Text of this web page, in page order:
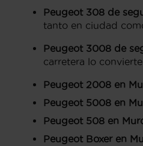
Peugeot 308 de
tanto en ciudad
Peugeot 3008 de
carretera lo
Peugeot 2008 en
Peugeot 5008 en
Peugeot 508 en
Peugeot Boxer en